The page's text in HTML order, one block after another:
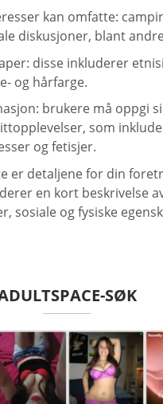
kan omfatte:
diskusjoner, blant
disse inkluderer
og hårfarge.
brukere må oppgi
som
og fetisjer.
er detaljene for din
en kort beskrivelse
sosiale og fysiske
SØK